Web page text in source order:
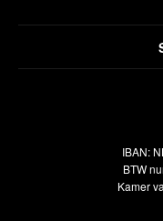
Veelgestelde vragen
Verzendbeleid
IBAN:
BTW
Kamer